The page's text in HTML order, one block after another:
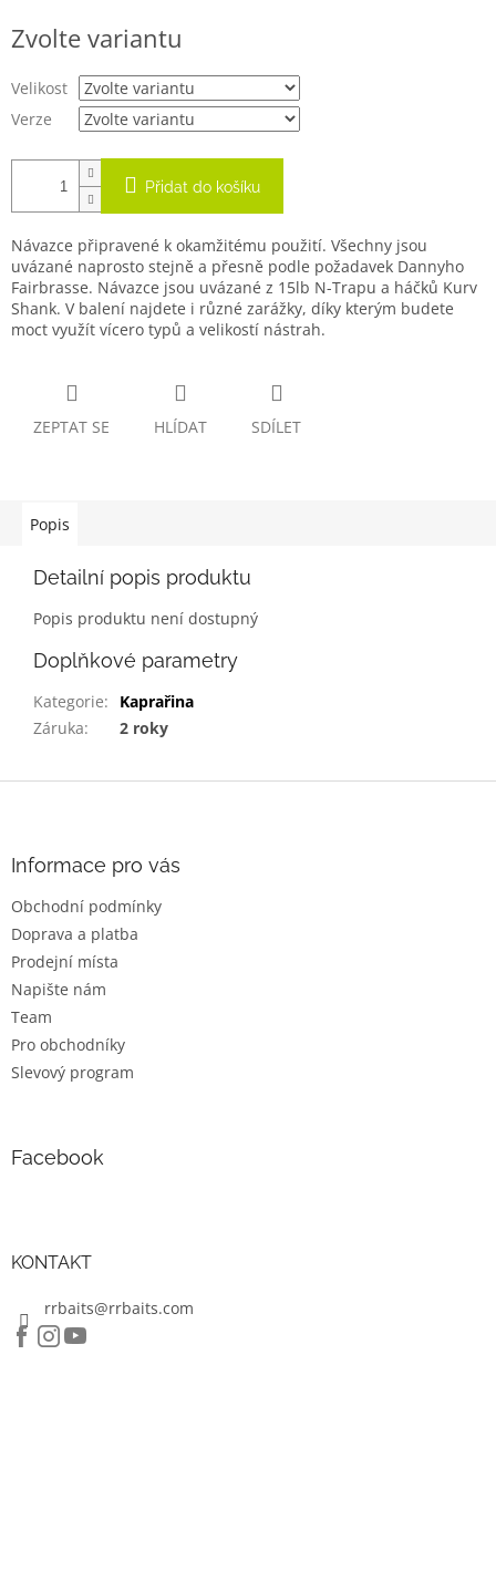
cena:
Zvolte variantu
Velikost
Verze
Přidat do košíku
Návazce připravené k okamžitému použití. Všechny jsou
uvázané naprosto stejně a přesně podle požadavek Dannyho
Fairbrasse. Návazce jsou uvázané z 15lb N-Trapu a háčků Kurv
Shank. V balení najdete i různé zarážky, díky kterým budete
moct využít vícero typů a velikostí nástrah.
ZEPTAT SE HLÍDAT SDÍLET
Popis
Detailní popis produktu
Popis produktu není dostupný
Doplňkové parametry
Kategorie:
Kaprařina
Záruka: 2 roky
Informace pro vás
Obchodní podmínky
Doprava a platba
Prodejní místa
Napište nám
Team
Pro obchodníky
Slevový program
Facebook
KONTAKT
rrbaits@rrbaits.com